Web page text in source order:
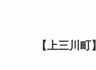
【上三川